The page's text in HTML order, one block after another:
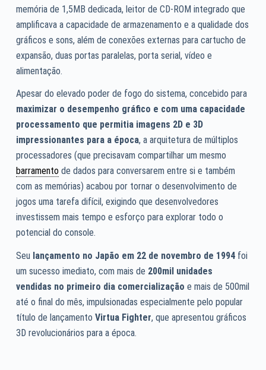
memória de 1,5MB dedicada, leitor de CD-ROM integrado que
amplificava a capacidade de armazenamento e a qualidade dos
gráficos e sons, além de conexões externas para cartucho de
expansão, duas portas paralelas, porta serial, vídeo e
alimentação.
Apesar do elevado poder de fogo do sistema, concebido para
maximizar o desempenho gráfico e com uma capacidade
processamento que permitia imagens 2D e 3D
impressionantes para a época, a arquitetura de múltiplos
processadores (que precisavam compartilhar um mesmo
barramentode dados para conversarem entre si e também
com as memórias) acabou por tornar o desenvolvimento de
jogos uma tarefa difícil, exigindo que desenvolvedores
investissem mais tempo e esforço para explorar todo o
potencial do console.
Seu lançamento no Japão em 22 de novembro de 1994foi
um sucesso imediato, com mais de 200mil unidades
vendidas no primeiro dia comercialização e mais de 500mil
até o final do mês, impulsionadas especialmente pelo popular
título de lançamento Virtua Fighter, que apresentou gráficos
3D revolucionários para a época.